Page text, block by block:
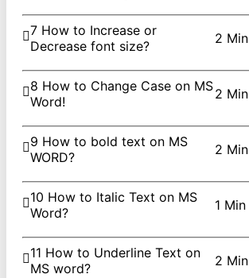
7 How to Increase or
Decrease font size?
2 Min
8 How to Change Case on MS
Word!
2 Min
9 How to bold text on MS
WORD?
2 Min
10 How to Italic Text on MS
Word?
1 Min
11 How to Underline Text on
MS word?
2 Min